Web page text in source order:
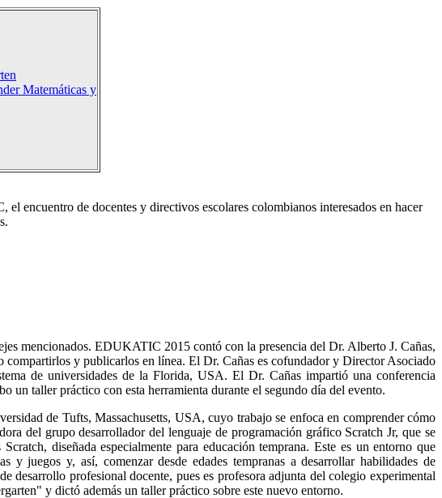
Matemáticas y
de docentes y directivos escolares colombianos interesados en hacer
mencionados. EDUKATIC 2015 contó con la presencia del Dr. Alberto J. Cañas,
compartirlos y publicarlos en línea. El Dr. Cañas es cofundador y Director Asociado
de universidades de la Florida, USA. El Dr. Cañas impartió una conferencia
un taller práctico con esta herramienta durante el segundo día del evento.
de Tufts, Massachusetts, USA, cuyo trabajo se enfoca en comprender cómo
del grupo desarrollador del lenguaje de programación gráfico Scratch Jr, que se
diseñada especialmente para educación temprana. Este es un entorno que
juegos y, así, comenzar desde edades tempranas a desarrollar habilidades de
profesional docente, pues es profesora adjunta del colegio experimental
y dictó además un taller práctico sobre este nuevo entorno.